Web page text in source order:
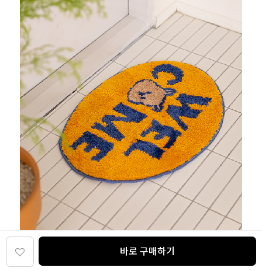
바로 구매하기